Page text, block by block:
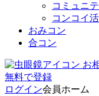
コミュニ
コンコイ
おみコン
合コン
お
無料で登録
ログイン会員ホーム